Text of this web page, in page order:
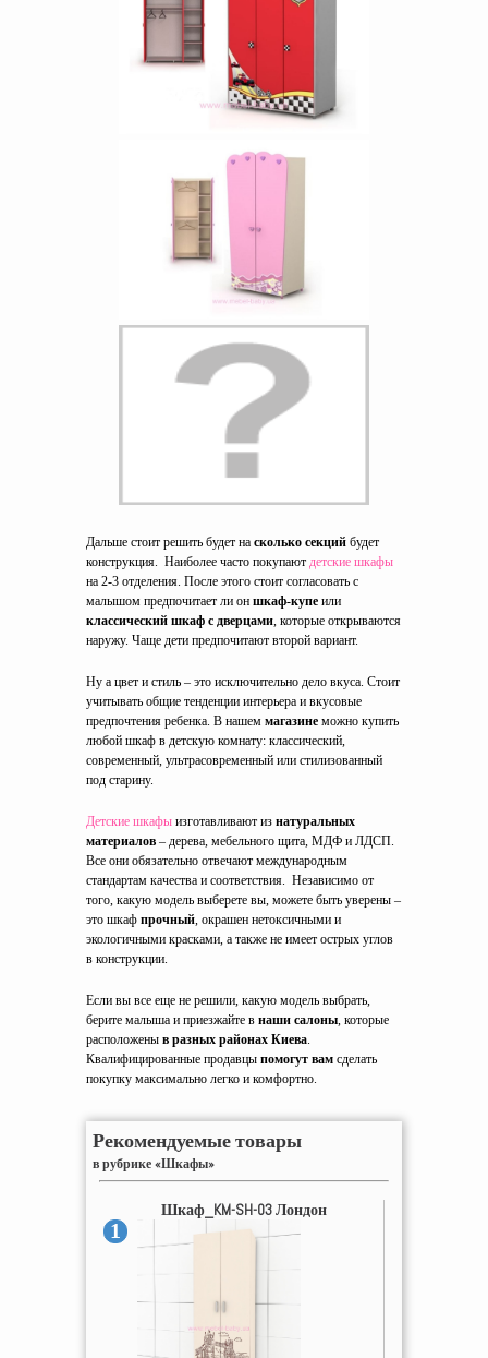
Дальше стоит решить будет на сколько секций будет
конструкция. Наиболее часто покупают детские шкафы
на 2-3 отделения. После этого стоит согласовать с
малышом предпочитает ли он шкаф-купе или
классический шкаф с дверцами, которые открываются
наружу. Чаще дети предпочитают второй вариант.
Ну а цвет и стиль – это исключительно дело вкуса. Стоит
учитывать общие тенденции интерьера и вкусовые
предпочтения ребенка. В нашем магазине можно купить
любой шкаф в детскую комнату: классический,
современный, ультрасовременный или стилизованный
под старину.
Детские шкафы изготавливают из натуральных
материалов – дерева, мебельного щита, МДФ и ЛДСП.
Все они обязательно отвечают международным
стандартам качества и соответствия. Независимо от
того, какую модель выберете вы, можете быть уверены –
это шкаф прочный, окрашен нетоксичными и
экологичными красками, а также не имеет острых углов
в конструкции.
Если вы все еще не решили, какую модель выбрать,
берите малыша и приезжайте в наши салоны, которые
расположены в разных районах Киева.
Квалифицированные продавцы помогут вам сделать
покупку максимально легко и комфортно.
Рекомендуемые товары
в рубрике «Шкафы»
Шкаф_KM-SH-03 Лондон
1